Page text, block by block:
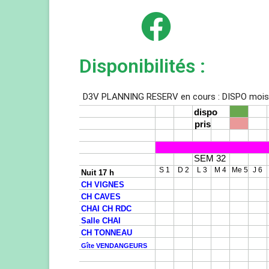
Disponibilités :